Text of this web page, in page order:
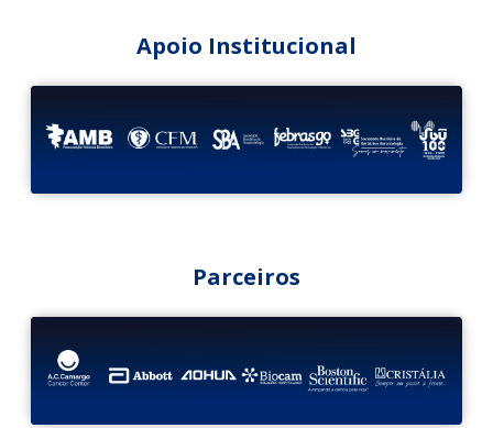
Apoio Institucional
Parceiros